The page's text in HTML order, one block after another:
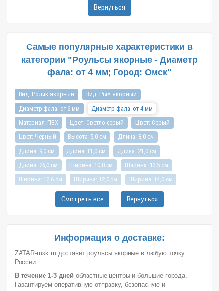
Вернуться
Самые популярные характеристики в
категории "Роульсы якорные - Диаметр
фала: от 4 мм; Город: Омск"
Вид: Ролик якорный
Вид: Рым якорный
Диаметр фала: от 6 мм
Диаметр фала: от 4 мм
Материал: ПВХ
Цвет: Светло-серый
Цвет: Серый
Цвет: Черный
Высота: 5,0 см
Длина: 8,0 см
Длина: 9,0 см
Длина: 11,0 см
Длина: 21,0 см
Длина: 25,0 см
Ширина: 10,0 см
Ширина: 12,5 см
Ширина: 12,6 см
Ширина: 12,0 см
Ширина: 14,0 см
Ширина: 15,0 см
Вес: 0,2 кг Вес: 0,22 кг
Вес: 0,15 кг
Город: Ярославль
Город: Санкт-Петербург
Город: Москва
Город: Красноярск
Город: Омск
Город: Самара
Город: Ижевск
Город: Екатеринбург
Город: Нижний Новгород
Город: Волгоград
Город: Ростов-на-Дону
Город: Саратов
Смотреть все Вернуться
Информация о доставке:
ZATAR-msk.ru доставит роульсы якорные в любую точку
России.
В течение 1-3 дней областные центры и большие города.
Гарантируем оперативную отправку, безопасную и